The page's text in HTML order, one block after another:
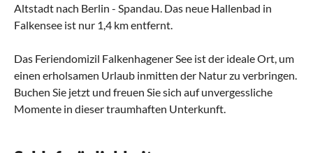
Altstadt nach Berlin - Spandau. Das neue Hallenbad in
Falkensee ist nur 1,4 km entfernt.
Das Feriendomizil Falkenhagener See ist der ideale Ort, um
einen erholsamen Urlaub inmitten der Natur zu verbringen.
Buchen Sie jetzt und freuen Sie sich auf unvergessliche
Momente in dieser traumhaften Unterkunft.